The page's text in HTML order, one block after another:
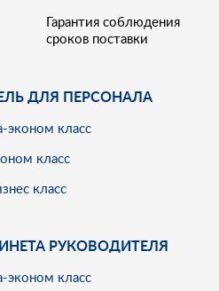
Гарантия соблюдения
сроков поставки
ДЛЯ ПЕРСОНАЛА
эконом класс
класс
класс
РУКОВОДИТЕЛЯ
эконом класс